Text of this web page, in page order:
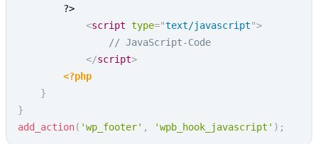
<script type="text/javascript">
// JavaScript-Code
</script>
<?php
}
}
add_action( 'wp_footer' , 'wpb_hook_javascript' ) ;